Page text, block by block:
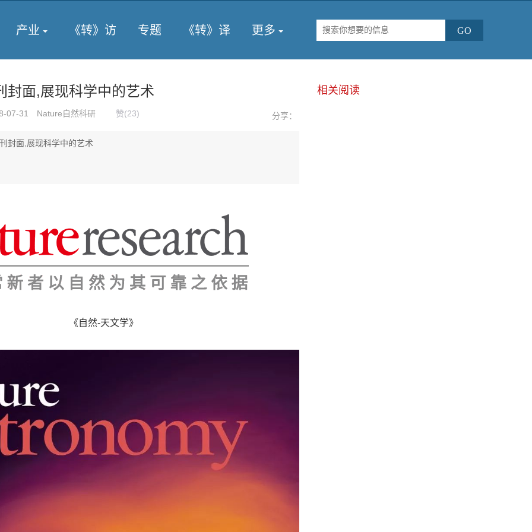
产业 《转》访 专题 《转》译 更多
封面,展现科学中的艺术
07-31 Nature自然科研 赞(23) 分享：
封面,展现科学中的艺术
《自然-天文学》
相关阅读